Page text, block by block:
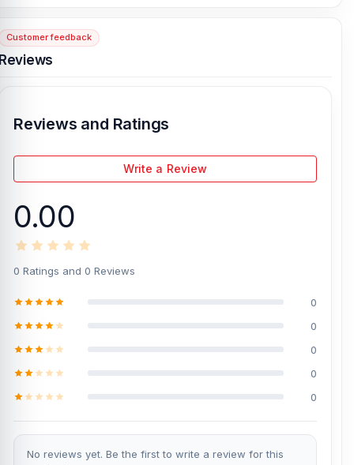
vc_column][/vc_row]
Customer feedback
Reviews and Ratings
Write a Review
0.00
0 Ratings and 0 Reviews
0
0
0
0
0
No reviews yet. Be the first to write a review for this